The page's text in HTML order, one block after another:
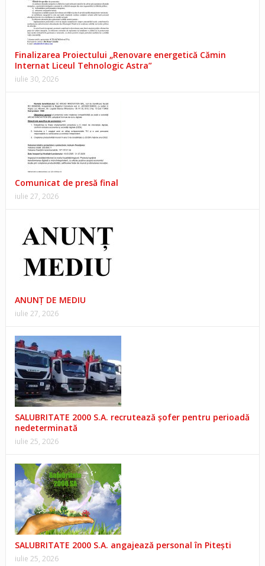
Finalizarea Proiectului „Renovare energetică Cămin
Internat Liceul Tehnologic Astra”
iulie 30, 2026
Comunicat de presă final
iulie 27, 2026
ANUNŢ DE MEDIU
iulie 27, 2026
SALUBRITATE 2000 S.A. recrutează șofer pentru perioadă
nedeterminată
iulie 25, 2026
SALUBRITATE 2000 S.A. angajează personal în Pitești
iulie 25, 2026